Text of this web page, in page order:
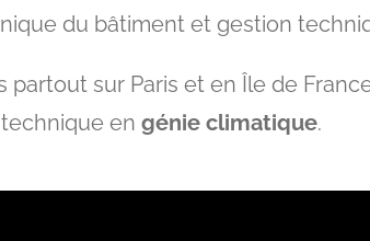
du bâtiment et gestion
partout sur Paris et en Île de
en génie climatique.